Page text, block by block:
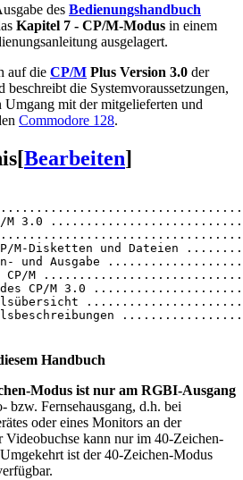
des Bedienungshandbuch
Kapitel 7 - CP/M-Modus in einem
ausgelagert.
auf die CP/M Plus Version 3.0 der
beschreibt die Systemvoraussetzungen,
Umgang mit der mitgelieferten und
Commodore 128.
[Bearbeiten]
M 3.0
M-Disketten und Dateien
und Ausgabe
CP/M
CP/M 3.0
Handbuch
Modus ist nur am RGBI-Ausgang
bzw. Fernsehausgang, d.h. bei
oder eines Monitors an der
Videobuchse kann nur im 40-Zeichen-
ist der 40-Zeichen-Modus